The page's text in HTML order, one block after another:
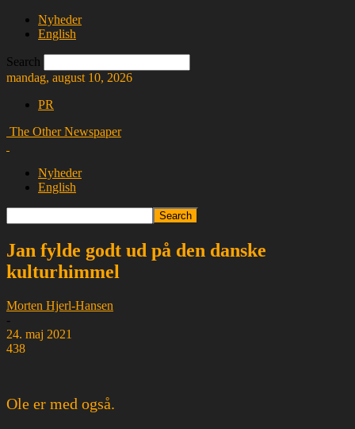
Nyheder
English
Search
mandag, august 10, 2026
PR
The Other Newspaper
Nyheder
English
Jan fylde godt ud på den danske
kulturhimmel
Morten Hjerl-Hansen
-
24. maj 2021
438
Ole er med også.